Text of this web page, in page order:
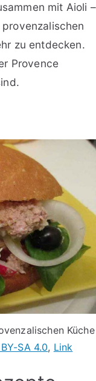
mit Aioli –
zu entdecken.
Provence
Küche
SA 4.0, Link